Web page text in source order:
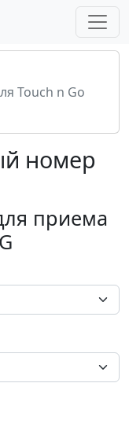
Touch n Go
номер
приема